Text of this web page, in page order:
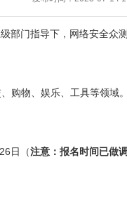
部门指导下，网络安全众
购物、娱乐、工具等领域
日（注意：报名时间已做